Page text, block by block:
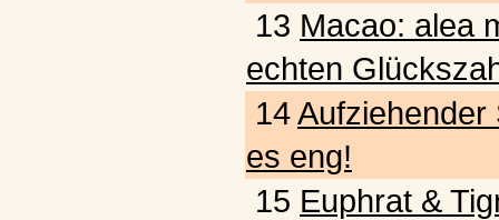
13 Macao: alea
echten
14Aufziehender
es eng!
15 Euphrat &